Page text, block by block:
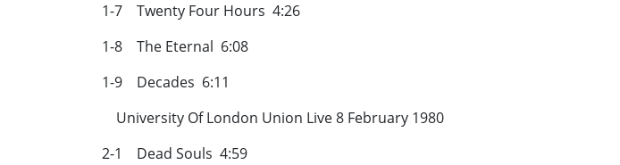
1-7 Twenty Four Hours 4:26
1-8 The Eternal 6:08
1-9 Decades 6:11
University Of London Union Live 8 February 1980
2-1 Dead Souls 4:59